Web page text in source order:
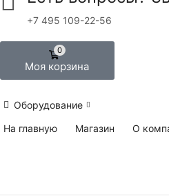
+7 495 109-22-56
0
Моя корзина
Оборудование
На главную
Магазин О